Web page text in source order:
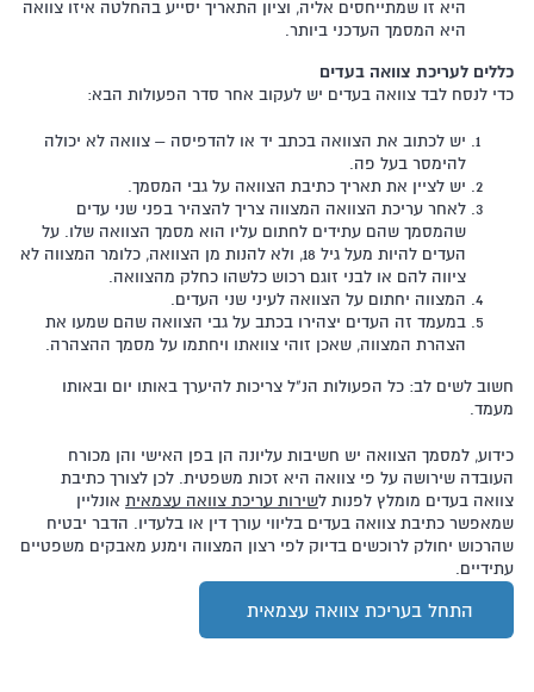
היא זו שמתייחסים אליה, וציון התאריך יסייע בהחלטה איזו צוואה
היא המסמך העדכני ביותר.
כללים לעריכת צוואה בעדים
כדי לנסח לבד צוואה בעדים יש לעקוב אחר סדר הפעולות הבא:
יש לכתוב את הצוואה בכתב יד או להדפיסה – צוואה לא יכולה
להימסר בעל פה.
יש לציין את תאריך כתיבת הצוואה על גבי המסמך.
לאחר עריכת הצוואה המצווה צריך להצהיר בפני שני עדים
שהמסמך שהם עתידים לחתום עליו הוא מסמך הצוואה שלו. על
העדים להיות מעל גיל 18, ולא להנות מן הצוואה, כלומר המצווה לא
ציווה להם או לבני זוגם רכוש כלשהו כחלק מהצוואה.
המצווה יחתום על הצוואה לעיני שני העדים.
במעמד זה העדים יצהירו בכתב על גבי הצוואה שהם שמעו את
הצהרת המצווה, שאכן זוהי צוואתו ויחתמו על מסמך ההצהרה.
חשוב לשים לב: כל הפעולות הנ"ל צריכות להיערך באותו יום ובאותו
מעמד.
כידוע, למסמך הצוואה יש חשיבות עליונה הן בפן האישי והן מכורח
העובדה שירושה על פי צוואה היא זכות משפטית. לכן לצורך כתיבת
צוואה בעדים מומלץ לפנות לשירות עריכת צוואה עצמאית אונליין
שמאפשר כתיבת צוואה בעדים בליווי עורך דין או בלעדיו. הדבר יבטיח
שהרכוש יחולק לרוכשים בדיוק לפי רצון המצווה וימנע מאבקים משפטיים
עתידיים.
התחל בעריכת צוואה עצמאית